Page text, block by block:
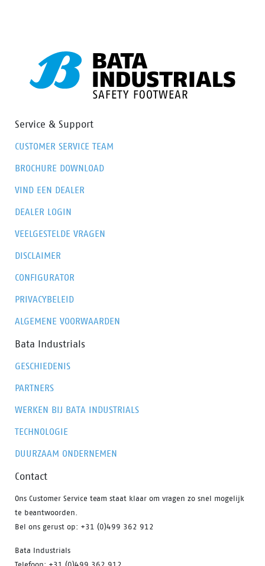
Service & Support
CUSTOMER SERVICE TEAM
BROCHURE DOWNLOAD
VIND EEN DEALER
DEALER LOGIN
VEELGESTELDE VRAGEN
DISCLAIMER
CONFIGURATOR
PRIVACYBELEID
ALGEMENE VOORWAARDEN
Bata Industrials
GESCHIEDENIS
PARTNERS
WERKEN BIJ BATA INDUSTRIALS
TECHNOLOGIE
DUURZAAM ONDERNEMEN
Contact
Ons Customer Service team staat klaar om vragen zo snel mogelijk
te beantwoorden.
Bel ons gerust op: +31 (0)499 362 912
Bata Industrials